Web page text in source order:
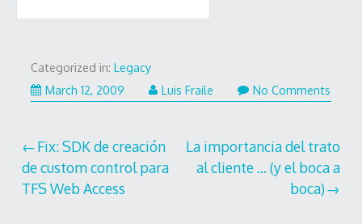
Categorized in: Legacy
March 12, 2009
Luis Fraile No Comments
Post
navigation
Fix: SDK de creación
de custom control para
TFS Web Access
La importancia del trato
al cliente … (y el boca a
boca)